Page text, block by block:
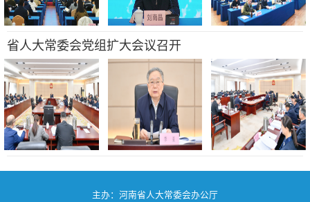
省人大常委会党组扩大会议召开
主办：河南省人大常委会办公厅